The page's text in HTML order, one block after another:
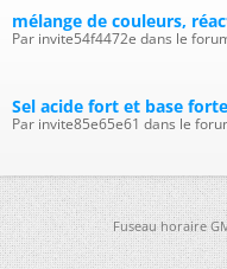
mélange de couleurs,
Par invite54f4472e dans le
Sel acide fort et base
Par invite85e65e61 dans le
Fuseau horaire